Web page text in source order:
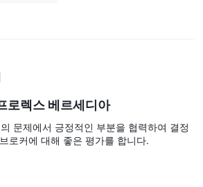
로렉스 베르세디아
문제에서 긍정적인 부분을 협력하여 결정
로커에 대해 좋은 평가를 합니다.